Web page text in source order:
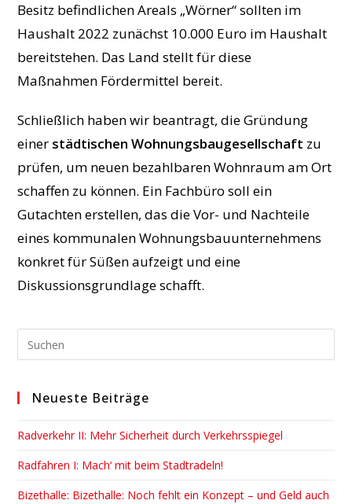
Besitz befindlichen Areals „Wörner“ sollten im
Haushalt 2022 zunächst 10.000 Euro im Haushalt
bereitstehen. Das Land stellt für diese
Maßnahmen Fördermittel bereit.
Schließlich haben wir beantragt, die Gründung
einer städtischen Wohnungsbaugesellschaft zu
prüfen, um neuen bezahlbaren Wohnraum am Ort
schaffen zu können. Ein Fachbüro soll ein
Gutachten erstellen, das die Vor- und Nachteile
eines kommunalen Wohnungsbauunternehmens
konkret für Süßen aufzeigt und eine
Diskussionsgrundlage schafft.
Neueste Beiträge
Radverkehr II: Mehr Sicherheit durch Verkehrsspiegel
Radfahren I: Mach‘ mit beim Stadtradeln!
Bizethalle: Bizethalle: Noch fehlt ein Konzept – und Geld auch